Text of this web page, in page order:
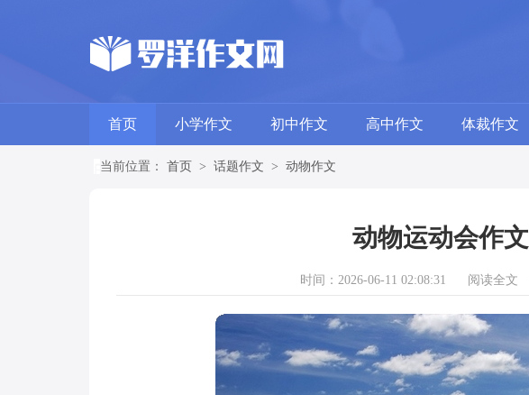
首页 小学作文 初中作文 高中作文 体裁作文
当前位置： 首页 > 话题作文 > 动物作文
动物运动会作文
时间：2026-06-11 02:08:31 阅读全文